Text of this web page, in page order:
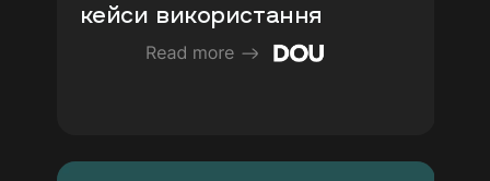
кейси використання